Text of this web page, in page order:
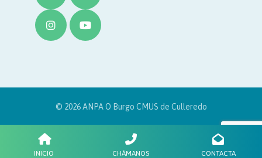
© 2026 ANPA O Burgo CMUS de Culleredo
INICIO CHÁMANOS CONTACTA